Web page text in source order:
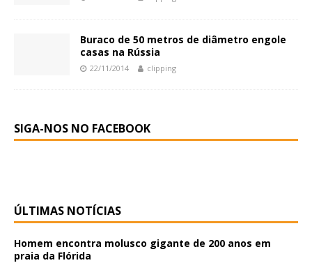
Buraco de 50 metros de diâmetro engole
casas na Rússia
22/11/2014 clipping
SIGA-NOS NO FACEBOOK
ÚLTIMAS NOTÍCIAS
Homem encontra molusco gigante de 200 anos em
praia da Flórida